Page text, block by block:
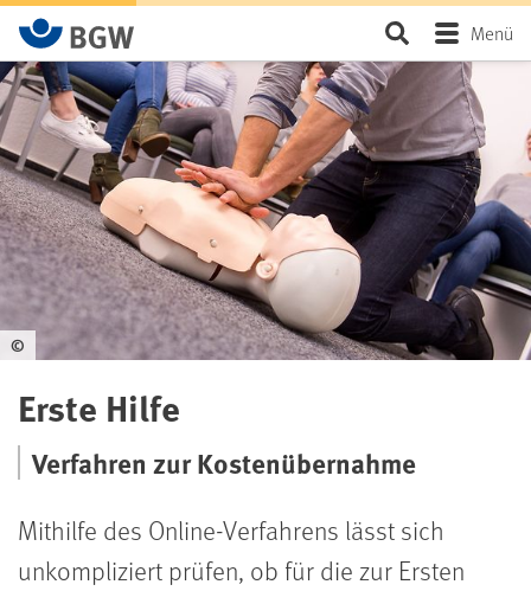
Zum Hauptinhalt springen SeiteMenü
©
Erste Hilfe
Verfahren zur Kostenübernahme
Mithilfe des Online-Verfahrens lässt sich
unkompliziert prüfen, ob für die zur Ersten